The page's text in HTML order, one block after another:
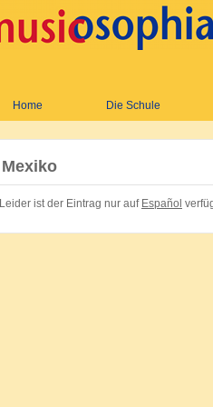
Home Die Schule
Mexiko
Leider ist der Eintrag nur auf Español